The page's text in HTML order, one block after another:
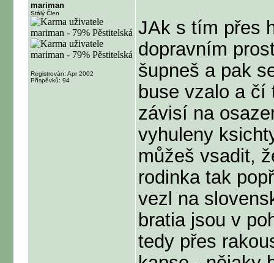
mariman
Stálý Člen
Registrován: Apr 2002
Příspěvků: 94
JAk s tím přes
dopravním
šupneš a pak
buse vzalo a čí
závisí na
vyhuleny
můžeš vsadit,
rodinka tak
vezl na
bratia jsou v
tedy přes